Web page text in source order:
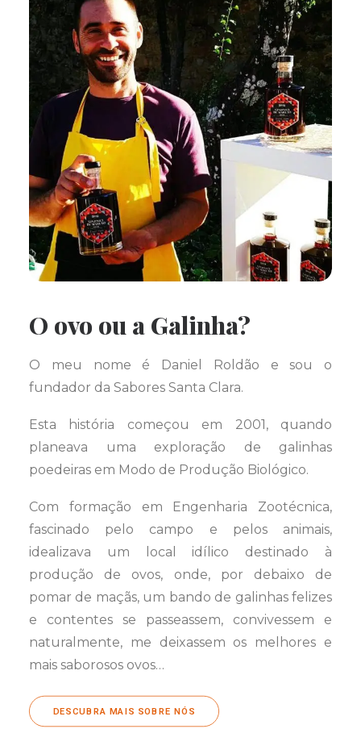
O ovo ou a Galinha?
O meu nome é Daniel Roldão e sou o
fundador da Sabores Santa Clara.
Esta história começou em 2001, quando
planeava uma exploração de galinhas
poedeiras em Modo de Produção Biológico.
Com formação em Engenharia Zootécnica,
fascinado pelo campo e pelos animais,
idealizava um local idílico destinado à
produção de ovos, onde, por debaixo de
pomar de maçãs, um bando de galinhas felizes
e contentes se passeassem, convivessem e
naturalmente, me deixassem os melhores e
mais saborosos ovos…
DESCUBRA MAIS SOBRE NÓS